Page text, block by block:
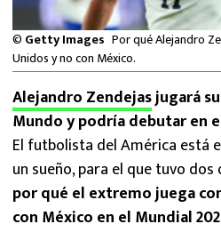
NFL
© Getty Images Por qué Alejandro
Unidos y no con México.
Alejandro Zendejasjugará
Mundo y podría debutar en
El futbolista del América está
un sueño, para el que tuvo
por qué el extremo juega
con México en el Mundial